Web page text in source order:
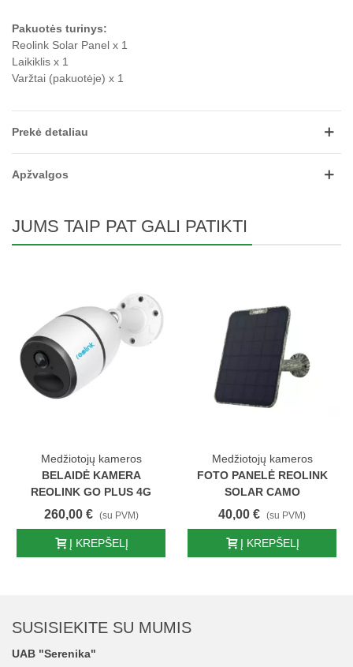
Pakuotės turinys:
Reolink Solar Panel x 1
Laikiklis x 1
Varžtai (pakuotėje) x 1
Prekė detaliau
Apžvalgos
JUMS TAIP PAT GALI PATIKTI
Medžiotojų kameros
BELAIDĖ KAMERA
REOLINK GO PLUS 4G
260,00 € (su PVM)
Į KREPŠELĮ
Medžiotojų kameros
FOTO PANELĖ REOLINK
SOLAR CAMO
40,00 € (su PVM)
Į KREPŠELĮ
SUSISIEKITE SU MUMIS
UAB "Serenika"